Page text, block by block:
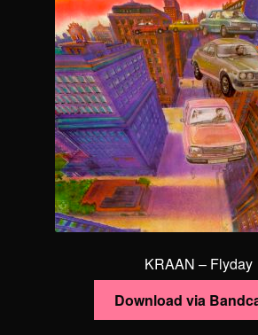
KRAAN – Flyday
Download via